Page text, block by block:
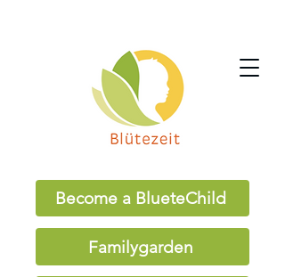
Become a BlueteChild
Familygarden